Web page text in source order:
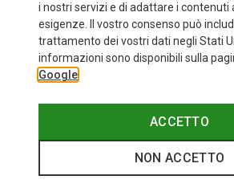
i nostri servizi e di adattare i contenuti
esigenze. Il vostro consenso può
trattamento dei vostri dati negli Stati
informazioni sono disponibili sulla
Google
ACCETTO
NON ACCETTO